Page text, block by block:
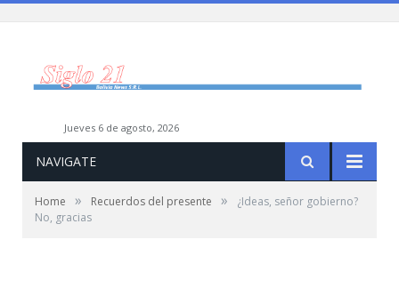
jueves 6 de agosto, 2026
NAVIGATE
Home » Recuerdos del presente »
¿Ideas, señor gobierno?
No, gracias